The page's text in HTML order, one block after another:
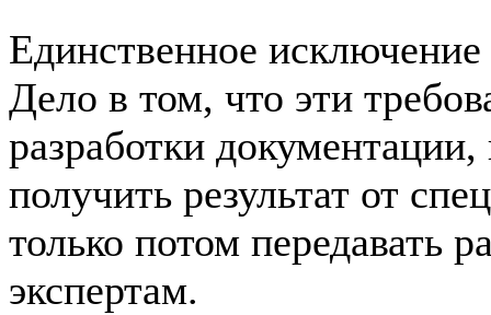
Единственное
Дело в том, что эти
разработки
получить результат от
только потом передавать
экспертам.